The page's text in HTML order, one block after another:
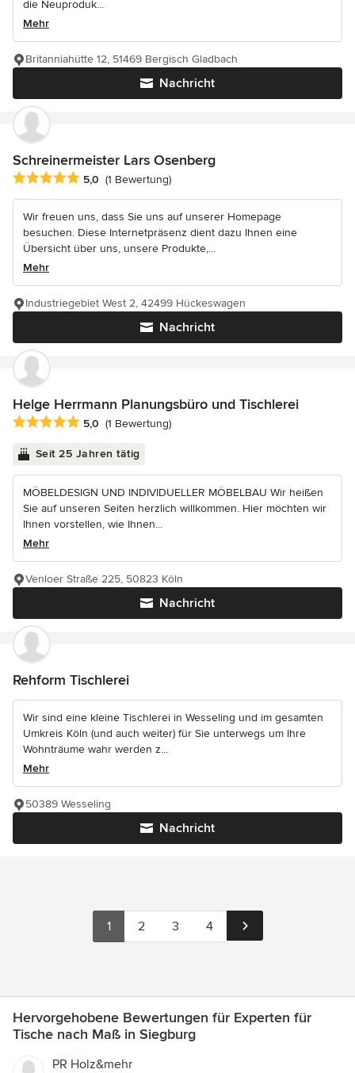
die Neuproduk...
Mehr
Nachricht
Britanniahütte 12, 51469 Bergisch Gladbach
Schreinermeister Lars Osenberg
Durchschnittliche Bewertung: 5 von 5 Sternen
5,0 (1 Bewertung)
Wir freuen uns, dass Sie uns auf unserer Homepage
besuchen. Diese Internetpräsenz dient dazu Ihnen eine
Übersicht über uns, unsere Produkte,...
Mehr
Nachricht
Industriegebiet West 2, 42499 Hückeswagen
Helge Herrmann Planungsbüro und Tischlerei
Durchschnittliche Bewertung: 5 von 5 Sternen
5,0 (1 Bewertung)
Seit 25 Jahren tätig
MÖBELDESIGN UND INDIVIDUELLER MÖBELBAU Wir heißen
Sie auf unseren Seiten herzlich willkommen. Hier möchten wir
Ihnen vorstellen, wie Ihnen...
Mehr
Nachricht
Venloer Straße 225, 50823 Köln
Rehform Tischlerei
Wir sind eine kleine Tischlerei in Wesseling und im gesamten
Umkreis Köln (und auch weiter) für Sie unterwegs um Ihre
Wohnträume wahr werden z...
Mehr
Nachricht
50389 Wesseling
1 2 3 4
Hervorgehobene Bewertungen für Experten für
Tische nach Maß in Siegburg
PR Holz&mehr